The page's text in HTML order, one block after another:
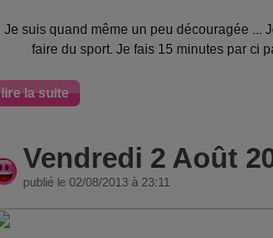
Je suis quand même un peu découragée ...
faire du sport. Je fais 15 minutes par ci
lire la suite
Vendredi 2 Août
publié le 02/08/2013 à 23:11